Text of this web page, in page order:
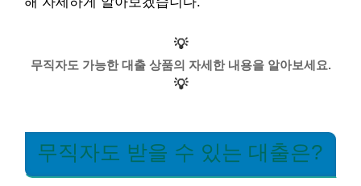
💡
무직자도 가능한 대출 상품의 자세한 내용을 알아보세요.
💡
무직자도 받을 수 있는 대출은?